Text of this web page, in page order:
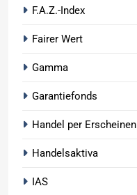
F.A.Z.-Index
Fairer Wert
Gamma
Garantiefonds
Handel per Erscheinen
Handelsaktiva
IAS